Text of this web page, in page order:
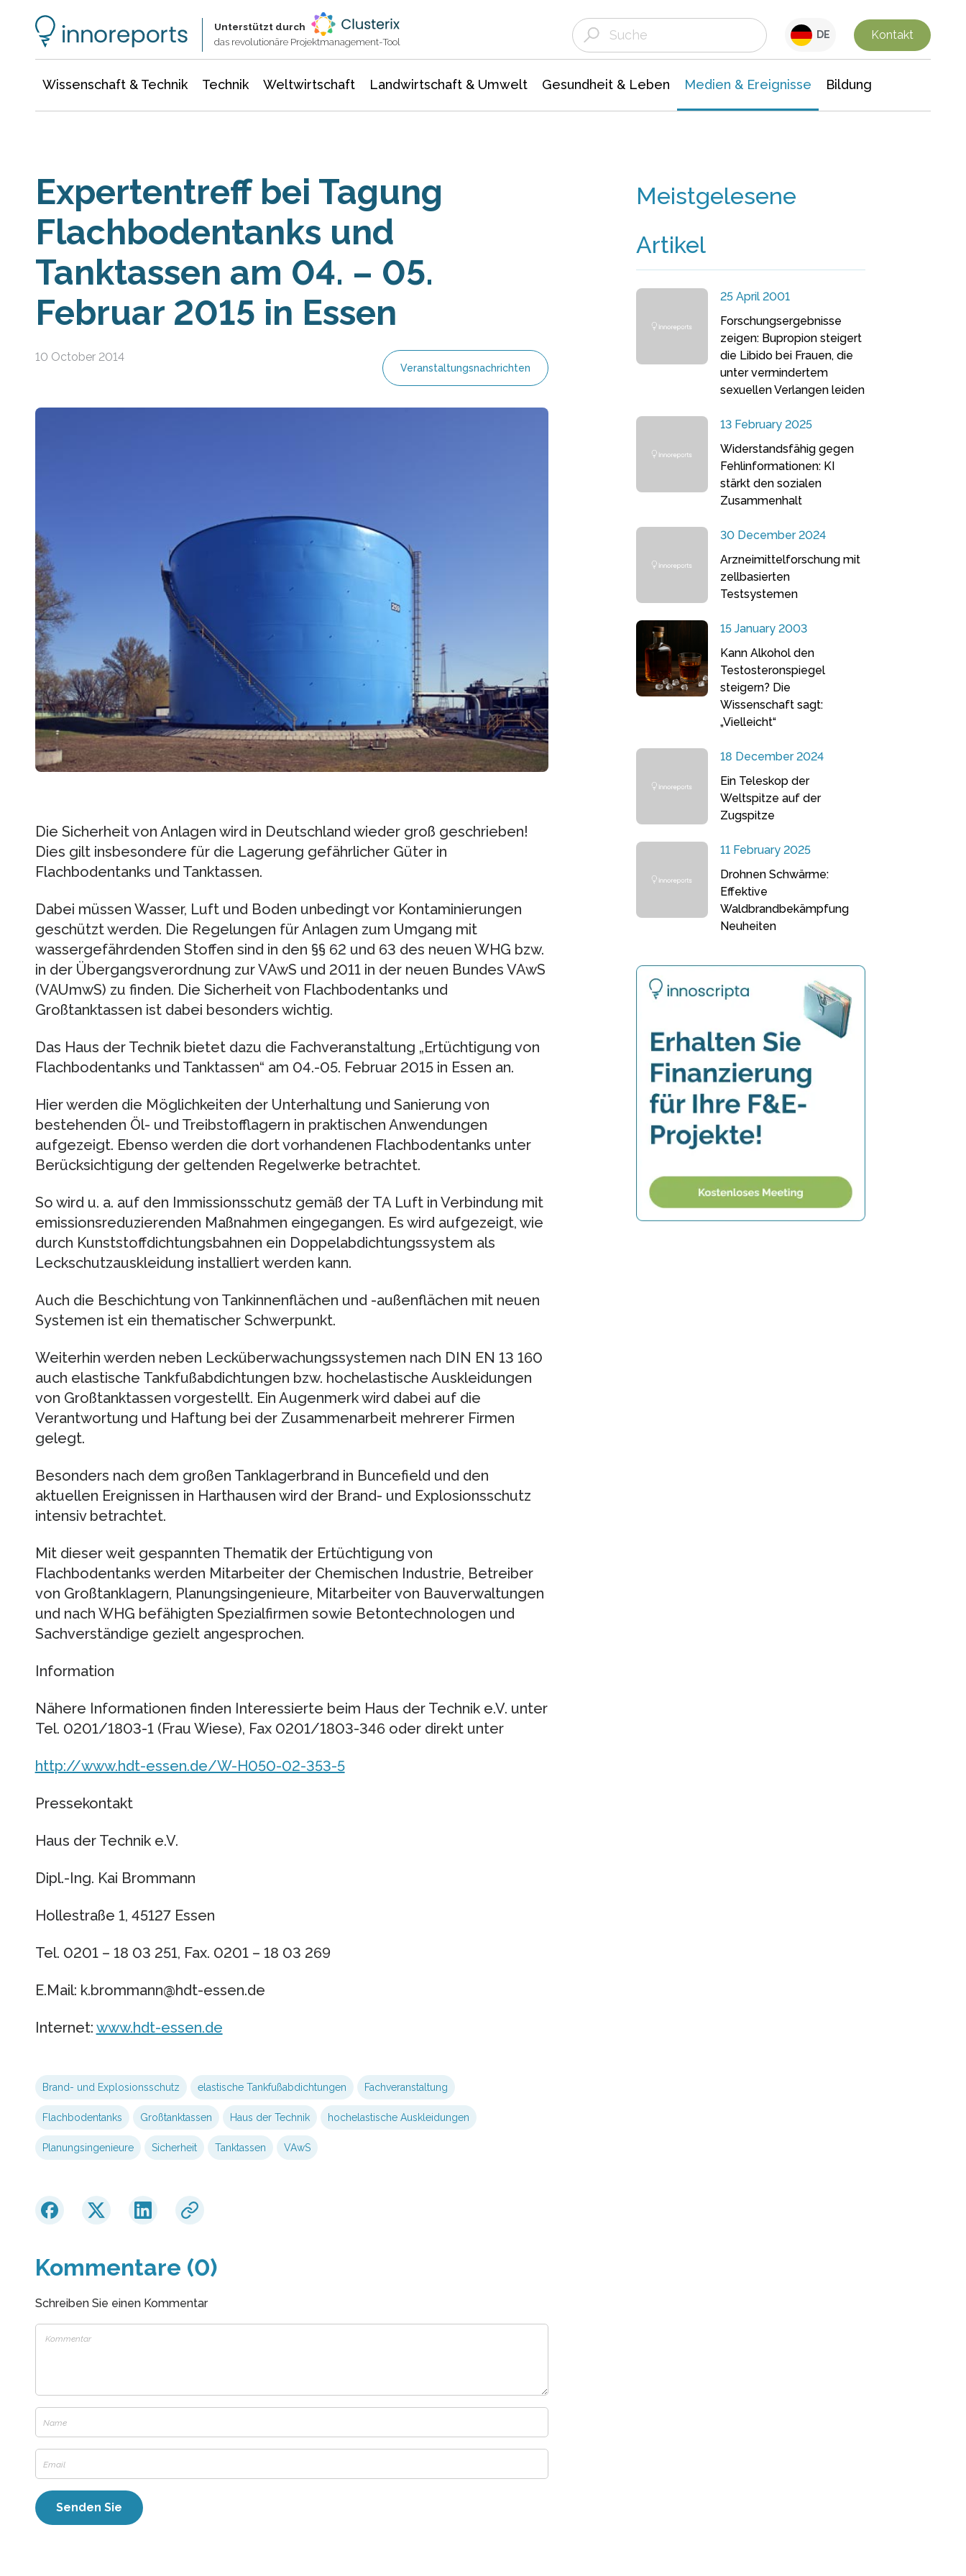
Unterstützt durch
das revolutionäre Projektmanagement-Tool
DE Kontakt
Wissenschaft & Technik Technik Weltwirtschaft Landwirtschaft & Umwelt Gesundheit & Leben Medien & Ereignisse Bildung
Expertentreff bei Tagung
Flachbodentanks und
Tanktassen am 04. – 05.
Februar 2015 in Essen
10 October 2014
Veranstaltungsnachrichten
Die Sicherheit von Anlagen wird in Deutschland wieder groß geschrieben!
Dies gilt insbesondere für die Lagerung gefährlicher Güter in
Flachbodentanks und Tanktassen.
Dabei müssen Wasser, Luft und Boden unbedingt vor Kontaminierungen
geschützt werden. Die Regelungen für Anlagen zum Umgang mit
wassergefährdenden Stoffen sind in den §§ 62 und 63 des neuen WHG bzw.
in der Übergangsverordnung zur VAwS und 2011 in der neuen Bundes VAwS
(VAUmwS) zu finden. Die Sicherheit von Flachbodentanks und
Großtanktassen ist dabei besonders wichtig.
Das Haus der Technik bietet dazu die Fachveranstaltung „Ertüchtigung von
Flachbodentanks und Tanktassen“ am 04.-05. Februar 2015 in Essen an.
Hier werden die Möglichkeiten der Unterhaltung und Sanierung von
bestehenden Öl- und Treibstofflagern in praktischen Anwendungen
aufgezeigt. Ebenso werden die dort vorhandenen Flachbodentanks unter
Berücksichtigung der geltenden Regelwerke betrachtet.
So wird u. a. auf den Immissionsschutz gemäß der TA Luft in Verbindung mit
emissionsreduzierenden Maßnahmen eingegangen. Es wird aufgezeigt, wie
durch Kunststoffdichtungsbahnen ein Doppelabdichtungssystem als
Leckschutzauskleidung installiert werden kann.
Auch die Beschichtung von Tankinnenflächen und -außenflächen mit neuen
Systemen ist ein thematischer Schwerpunkt.
Weiterhin werden neben Lecküberwachungssystemen nach DIN EN 13 160
auch elastische Tankfußabdichtungen bzw. hochelastische Auskleidungen
von Großtanktassen vorgestellt. Ein Augenmerk wird dabei auf die
Verantwortung und Haftung bei der Zusammenarbeit mehrerer Firmen
gelegt.
Besonders nach dem großen Tanklagerbrand in Buncefield und den
aktuellen Ereignissen in Harthausen wird der Brand- und Explosionsschutz
intensiv betrachtet.
Mit dieser weit gespannten Thematik der Ertüchtigung von
Flachbodentanks werden Mitarbeiter der Chemischen Industrie, Betreiber
von Großtanklagern, Planungsingenieure, Mitarbeiter von Bauverwaltungen
und nach WHG befähigten Spezialfirmen sowie Betontechnologen und
Sachverständige gezielt angesprochen.
Information
Nähere Informationen finden Interessierte beim Haus der Technik e.V. unter
Tel. 0201/1803-1 (Frau Wiese), Fax 0201/1803-346 oder direkt unter
http://www.hdt-essen.de/W-H050-02-353-5
Pressekontakt
Haus der Technik e.V.
Dipl.-Ing. Kai Brommann
Hollestraße 1, 45127 Essen
Tel. 0201 – 18 03 251, Fax. 0201 – 18 03 269
E.Mail: k.brommann@hdt-essen.de
Internet: www.hdt-essen.de
Brand- und Explosionsschutz elastische Tankfußabdichtungen Fachveranstaltung
Flachbodentanks Großtanktassen Haus der Technik hochelastische Auskleidungen
Planungsingenieure Sicherheit Tanktassen VAwS
Kommentare (0)
Schreiben Sie einen Kommentar
Meistgelesene
Artikel
25 April 2001
Forschungsergebnisse
zeigen: Bupropion steigert
die Libido bei Frauen, die
unter vermindertem
sexuellen Verlangen leiden
13 February 2025
Widerstandsfähig gegen
Fehlinformationen: KI
stärkt den sozialen
Zusammenhalt
30 December 2024
Arzneimittelforschung mit
zellbasierten
Testsystemen
15 January 2003
Kann Alkohol den
Testosteronspiegel
steigern? Die
Wissenschaft sagt:
„Vielleicht“
18 December 2024
Ein Teleskop der
Weltspitze auf der
Zugspitze
11 February 2025
Drohnen Schwärme:
Effektive
Waldbrandbekämpfung
Neuheiten